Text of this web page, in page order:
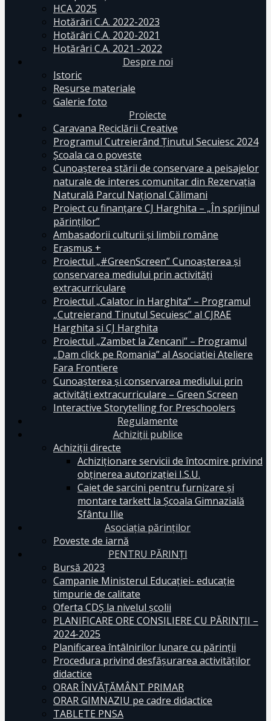
HCA 2025
Hotărâri C.A. 2022-2023
Hotărâri C.A. 2020-2021
Hotărâri C.A. 2021 -2022
Despre noi
Istoric
Resurse materiale
Galerie foto
Proiecte
Caravana Reciclării Creative
Programul Cutreierând Ținutul Secuiesc 2024
Școala ca o poveste
Cunoaşterea stării de conservare a peisajelor
naturale de interes comunitar din Rezervaţia
Naturală Parcul Naţional Călimani
Proiect cu finanţare CJ Harghita – „În sprijinul
părinţilor”
Ambasadorii culturii și limbii române
Erasmus +
Proiectul „#GreenScreen” Cunoașterea şi
conservarea mediului prin activităţi
extracurriculare
Proiectul „Calator in Harghita” – Programul
„Cutreierand Tinutul Secuiesc” al CJRAE
Harghita si CJ Harghita
Proiectul „Zambet la Zencani” – Programul
„Dam click pe Romania” al Asociatiei Ateliere
Fara Frontiere
Cunoașterea și conservarea mediului prin
activități extracurriculare – Green Screen
Interactive Storytelling for Preschoolers
Regulamente
Achiziții publice
Achiziții directe
Achiziționare servicii de întocmire privind
obținerea autorizației I.S.U.
Caiet de sarcini pentru furnizare și
montare tarkett la Școala Gimnazială
Sfântu Ilie
Asociația părinților
Poveste de iarnă
PENTRU PĂRINȚI
Bursă 2023
Campanie Ministerul Educației- educație
timpurie de calitate
Oferta CDŞ la nivelul şcolii
PLANIFICARE ORE CONSILIERE CU PĂRINȚII –
2024-2025
Planificarea întâlnirilor lunare cu părinții
Procedura privind desfășurarea activităților
didactice
ORAR ÎNVĂȚĂMÂNT PRIMAR
ORAR GIMNAZIU pe cadre didactice
TABLETE PNSA